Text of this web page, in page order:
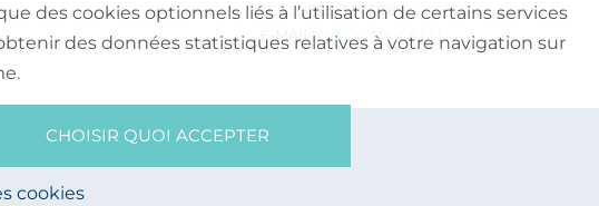
TEL.: (+352) 32 75 76
E-MAIL:
INFO@NA-CF.LU
des cookies optionnels liés à l’utilisation de certains services
des données statistiques relatives à votre navigation sur
CHOISIR QUOI ACCEPTER
cookies